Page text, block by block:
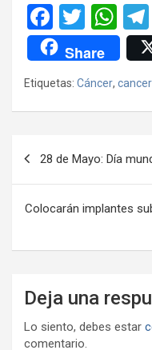
F
a
ce
b
o
k
T
wi
tt
er
W
h
at
s
A
p
Share
Etiquetas: Cáncer,
entradas
28 de Mayo: Día
Colocarán implantes
Deja una
Lo siento, debes estar
comentario.